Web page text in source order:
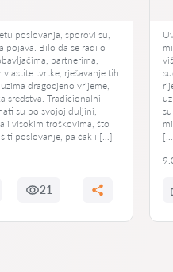
poslovanja, sporovi su,
pojava. Bilo da se radi o
partnerima,
tvrtke, rješavanje tih
dragocjeno vrijeme,
sredstva. Tradicionalni
su po svojoj duljini,
i visokim troškovima, što
poslovanje, pa čak i […]
21